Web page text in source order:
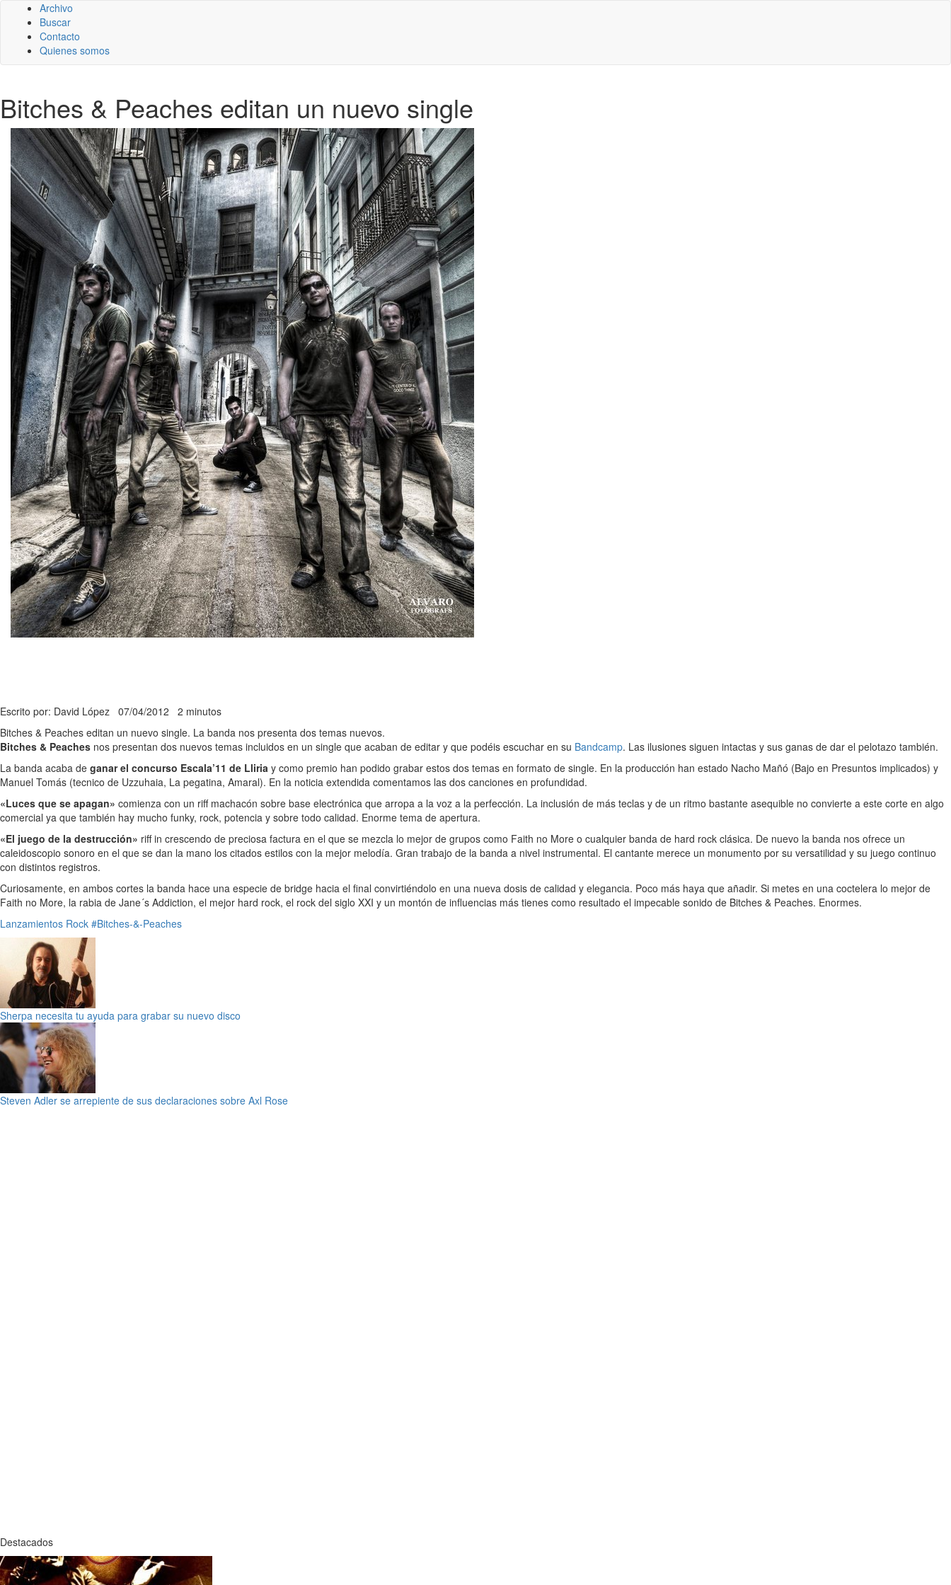
Archivo
Buscar
Contacto
Quienes somos
Bitches & Peaches editan un nuevo single
Escrito por: David López 07/04/2012 2 minutos
Bitches & Peaches editan un nuevo single. La banda nos presenta dos temas nuevos.
Bitches & Peaches nos presentan dos nuevos temas incluidos en un single que acaban de editar y que podéis escuchar en su Bandcamp. Las ilusiones siguen intactas y sus ganas de dar el pelotazo también.
La banda acaba de ganar el concurso Escala’11 de Lliria y como premio han podido grabar estos dos temas en formato de single. En la producción han estado Nacho Mañó (Bajo en Presuntos implicados) y
Manuel Tomás (tecnico de Uzzuhaia, La pegatina, Amaral). En la noticia extendida comentamos las dos canciones en profundidad.
«Luces que se apagan» comienza con un riff machacón sobre base electrónica que arropa a la voz a la perfección. La inclusión de más teclas y de un ritmo bastante asequible no convierte a este corte en algo
comercial ya que también hay mucho funky, rock, potencia y sobre todo calidad. Enorme tema de apertura.
«El juego de la destrucción» riff in crescendo de preciosa factura en el que se mezcla lo mejor de grupos como Faith no More o cualquier banda de hard rock clásica. De nuevo la banda nos ofrece un
caleidoscopio sonoro en el que se dan la mano los citados estilos con la mejor melodía. Gran trabajo de la banda a nivel instrumental. El cantante merece un monumento por su versatilidad y su juego continuo
con distintos registros.
Curiosamente, en ambos cortes la banda hace una especie de bridge hacia el final convirtiéndolo en una nueva dosis de calidad y elegancia. Poco más haya que añadir. Si metes en una coctelera lo mejor de
Faith no More, la rabia de Jane´s Addiction, el mejor hard rock, el rock del siglo XXI y un montón de influencias más tienes como resultado el impecable sonido de Bitches & Peaches. Enormes.
Lanzamientos Rock #Bitches-&-Peaches
Sherpa necesita tu ayuda para grabar su nuevo disco
Steven Adler se arrepiente de sus declaraciones sobre Axl Rose
Destacados